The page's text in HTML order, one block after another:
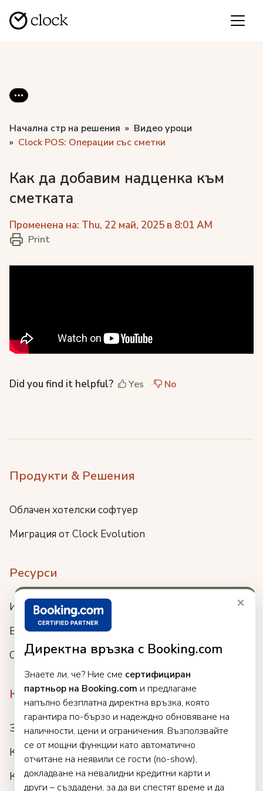
×
Директна връзка с Booking.com
Знаете ли, че? Ние сме сертифициран
партньор на Booking.com и предлагаме
напълно безплатна директна връзка, която
гарантира по-бързо и надеждно обновяване на
наличности, цени и ограничения. Възползвайте
се от мощни функции като автоматично
отчитане на неявили се гости (no-show),
докладване на невалидни кредитни карти и
други – създадени, за да ви спестят време и да
Начална стр на решения
Видео уроци
Clock POS: Операции със сметки
Как да добавим надценка към
сметката
Променена на: Thu, 22 май, 2025 в 8:01 AM
Print
Did you find it helpful? Yes No
Продукти & Решения
Облачен хотелски софтуер
Миграция от Clock Evolution
Ресурси
Интеграции
Блог
Събития
Компания
За нас
Кариери
Клиенти